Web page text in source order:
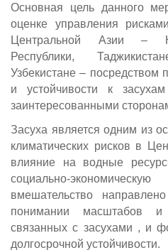
Основная цель данного
оценке управления
Центральной Азии –
Республики,
Узбекистане – посредством
и устойчивости к
заинтересованными
Засуха является одним из
климатических рисков в
влияние на водные
социально-
вмешательство
понимании масштабов и
связанных с засухами , и
долгосрочной устойчивости.